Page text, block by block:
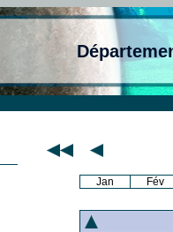
Jan Fév